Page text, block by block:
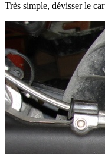
Très simple, dévisser le